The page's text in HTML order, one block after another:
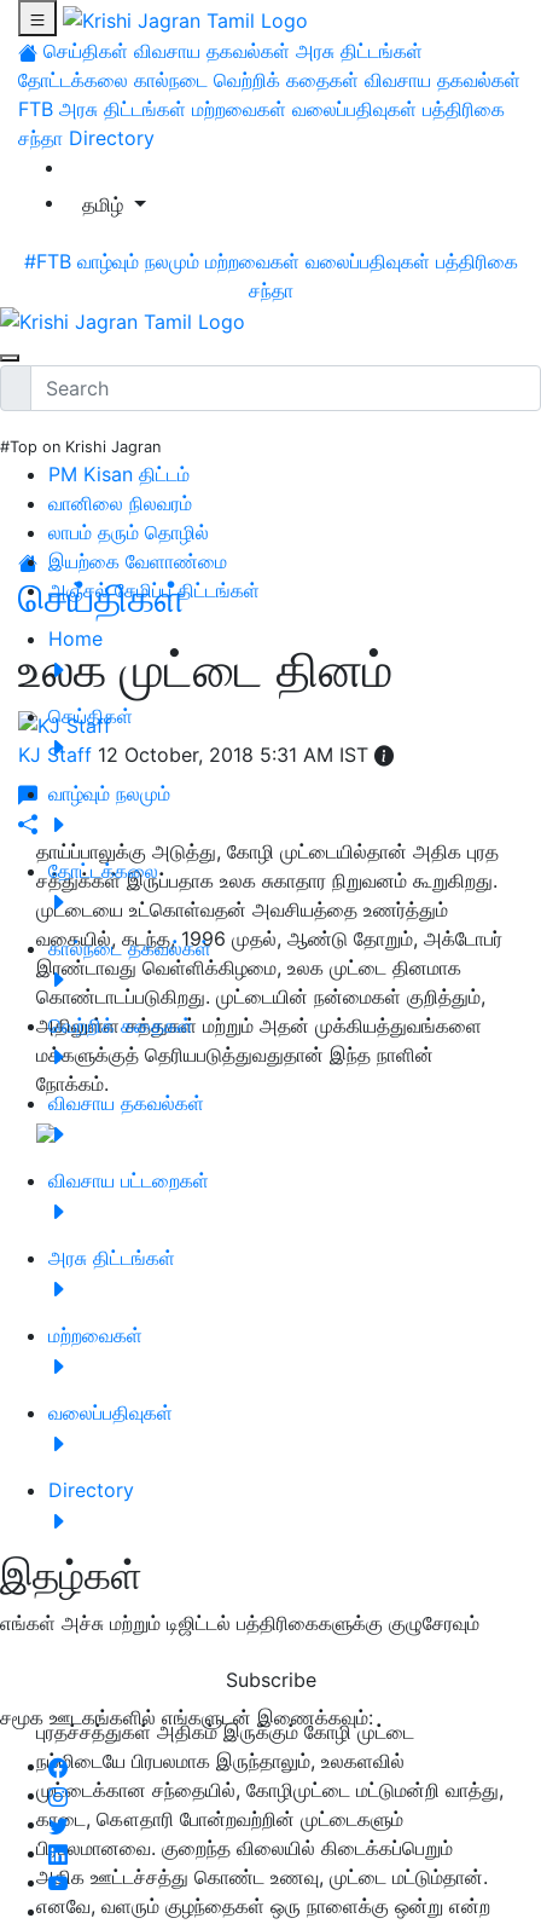
செய்திகள் விவசாய தகவல்கள் அரசு திட்டங்கள்
தோட்டக்கலை கால்நடை வெற்றிக் கதைகள் விவசாய தகவல்கள்
FTB அரசு திட்டங்கள் மற்றவைகள் வலைப்பதிவுகள் பத்திரிகை
சந்தா Directory
தமிழ்
#FTB வாழ்வும் நலமும் மற்றவைகள் வலைப்பதிவுகள் பத்திரிகை
சந்தா
#Top on Krishi Jagran
PM Kisan திட்டம்
வானிலை நிலவரம்
லாபம் தரும் தொழில்
இயற்கை வேளாண்மை
அஞ்சல் சேமிப்பு திட்டங்கள்
Home
செய்திகள்
வாழ்வும் நலமும்
தோட்டக்கலை
கால்நடை தகவல்கள்
வெற்றிக் கதைகள்
விவசாய தகவல்கள்
விவசாய பட்டறைகள்
அரசு திட்டங்கள்
மற்றவைகள்
வலைப்பதிவுகள்
Directory
இதழ்கள்
எங்கள் அச்சு மற்றும் டிஜிட்டல் பத்திரிகைகளுக்கு குழுசேரவும்
Subscribe
சமூக ஊடகங்களில் எங்களுடன் இணைக்கவும்:
செய்திகள்
உலக முட்டை தினம்
KJ Staff 12 October, 2018 5:31 AM IST
தாய்ப்பாலுக்கு அடுத்து, கோழி முட்டையில்தான் அதிக புரத
சத்துக்கள் இருப்பதாக உலக சுகாதார நிறுவனம் கூறுகிறது.
முட்டையை உட்கொள்வதன் அவசியத்தை உணர்த்தும்
வகையில், கடந்த, 1996 முதல், ஆண்டு தோறும், அக்டோபர்
இரண்டாவது வெள்ளிக்கிழமை, உலக முட்டை தினமாக
கொண்டாடப்படுகிறது. முட்டையின் நன்மைகள் குறித்தும்,
அதிலுள்ள சத்துகள் மற்றும் அதன் முக்கியத்துவங்களை
மக்களுக்குத் தெரியபடுத்துவதுதான் இந்த நாளின்
நோக்கம்.
புரதச்சத்துகள் அதிகம் இருக்கும் கோழி முட்டை
நம்மிடையே பிரபலமாக இருந்தாலும், உலகளவில்
முட்டைக்கான சந்தையில், கோழிமுட்டை மட்டுமன்றி வாத்து,
காடை, கௌதாரி போன்றவற்றின் முட்டைகளும்
பிரபலமானவை. குறைந்த விலையில் கிடைக்கப்பெறும்
அதிக ஊட்டச்சத்து கொண்ட உணவு, முட்டை மட்டும்தான்.
எனவே, வளரும் குழந்தைகள் ஒரு நாளைக்கு ஒன்று என்ற